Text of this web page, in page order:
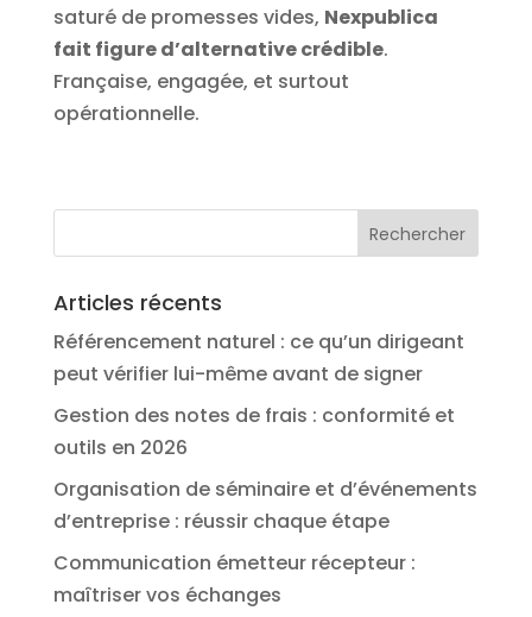
saturé de promesses vides, Nexpublica
fait figure d’alternative crédible.
Française, engagée, et surtout
opérationnelle.
Articles récents
Référencement naturel : ce qu’un dirigeant
peut vérifier lui-même avant de signer
Gestion des notes de frais : conformité et
outils en 2026
Organisation de séminaire et d’événements
d’entreprise : réussir chaque étape
Communication émetteur récepteur :
maîtriser vos échanges